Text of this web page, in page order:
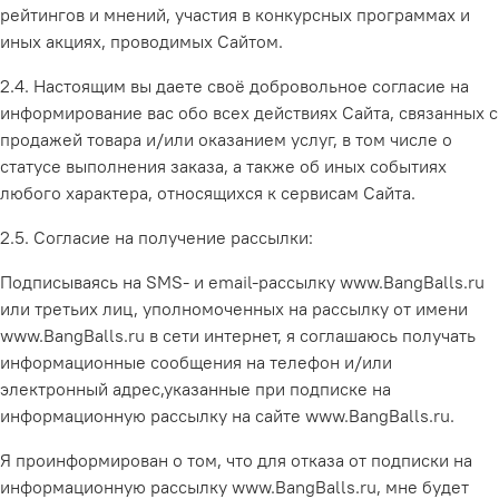
рейтингов и мнений, участия в конкурсных программах и
иных акциях, проводимых Сайтом.
2.4. Настоящим вы даете своё добровольное согласие на
информирование вас обо всех действиях Сайта, связанных с
продажей товара и/или оказанием услуг, в том числе о
статусе выполнения заказа, а также об иных событиях
любого характера, относящихся к сервисам Сайта.
2.5. Согласие на получение рассылки:
Подписываясь на SMS- и email-рассылку www.BangBalls.ru
или третьих лиц, уполномоченных на рассылку от имени
www.BangBalls.ru в сети интернет, я соглашаюсь получать
информационные сообщения на телефон и/или
электронный адрес,указанные при подписке на
информационную рассылку на сайте www.BangBalls.ru.
Я проинформирован о том, что для отказа от подписки на
информационную рассылку www.BangBalls.ru, мне будет